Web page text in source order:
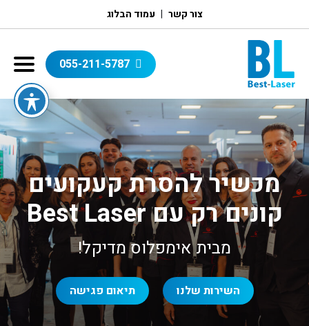
צור קשר עמוד הבלוג
055-211-5787
מכשיר להסרת קעקועים
קונים רק עם Best Laser
מבית אימפלוס מדיקל!
השירות שלנו תיאום פגישה